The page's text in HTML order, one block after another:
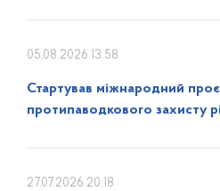
05.08.2026 13:58
Стартував міжнародний
протипаводкового захисту
27.07.2026 20:18